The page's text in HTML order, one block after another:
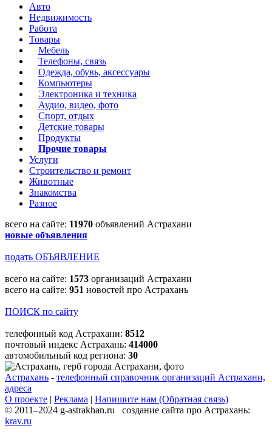
Авто
Недвижимость
Работа
Товары
Мебель
Телефоны, связь
Одежда, обувь, аксессуары
Компьютеры
Электроника и техника
Аудио, видео, фото
Спорт, отдых
Детские товары
Продукты
Прочие товары
Услуги
Строительство и ремонт
Животные
Знакомства
Разное
всего на сайте: 11970 объявлений Астрахани
новые объявления
подать ОБЪЯВЛЕНИЕ
всего на сайте: 1573 организаций Астрахани
всего на сайте: 951 новостей про Астрахань
ПОИСК по сайту
телефонный код Астрахани: 8512
почтовый индекс Астрахань: 414000
автомобильный код региона: 30
Астрахань - телефонный справочник организаций Астрахани,
адреса
О проекте | Реклама | Напишите нам (Обратная связь)
© 2011–2024 g-astrakhan.ru создание сайта про Астрахань:
krav.ru